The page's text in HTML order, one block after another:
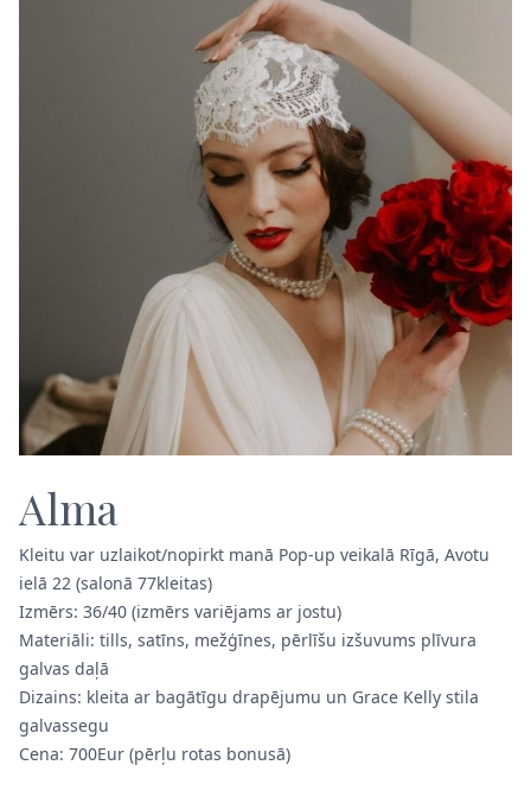
Alma
Kleitu var uzlaikot/nopirkt manā Pop-up veikalā Rīgā, Avotu
ielā 22 (salonā 77kleitas)
Izmērs: 36/40 (izmērs variējams ar jostu)
Materiāli: tills, satīns, mežģīnes, pērlīšu izšuvums plīvura
galvas daļā
Dizains: kleita ar bagātīgu drapējumu un Grace Kelly stila
galvassegu
Cena: 700Eur (pērļu rotas bonusā)